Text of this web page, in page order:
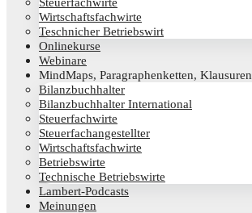
Wirt­schafts­fach­wir­te
Teschni­cher Betriebswirt
Online­kur­se
Web­i­na­re
Mind­Maps, Para­gra­phen­ket­ten, Klausuren
Bilanz­buch­hal­ter
Bilanz­buch­hal­ter International
Steu­er­fach­wir­te
Steu­er­fach­an­ge­stell­ter
Wirt­schafts­fach­wir­te
Betriebs­wir­te
Tech­ni­sche Betriebswirte
Lam­­bert-Pod­­casts
Mei­nun­gen